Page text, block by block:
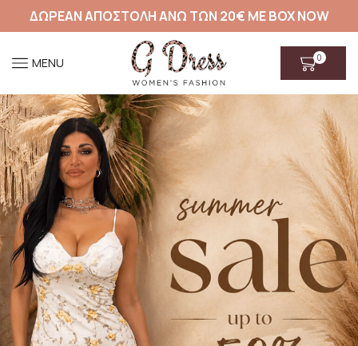
ΔΩΡΕΑΝ ΑΠΟΣΤΟΛΗ ΑΝΩ ΤΩΝ 20€ ΜΕ BOX NOW
MENU 0